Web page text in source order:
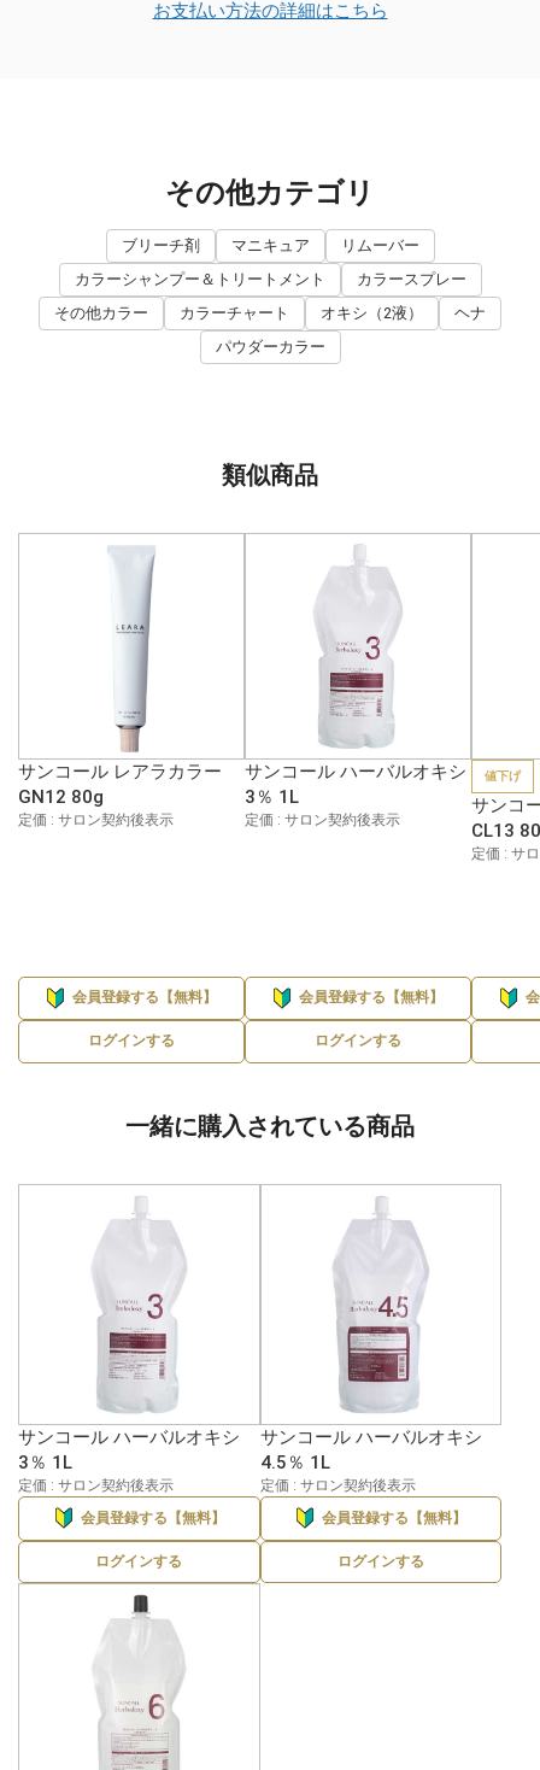
お支払い方法の詳細はこちら
その他カテゴリ
ブリーチ剤 マニキュア
リムーバー
カラーシャンプー＆トリートメント
カラースプレー
その他カラー
カラーチャート オキシ（2液）
ヘナ
パウダーカラー
類似商品
サンコール レアラカラー
GN12 80g
定価 : サロン契約後表示
会員登録する【無料】
ログインする
サンコール ハーバルオキシ
3％ 1L
定価 : サロン契約後表示
会員登録する【無料】
ログインする
値下げ
サンコ
CL13
定価 : サ
一緒に購入されている商品
サンコール ハーバルオキシ
3％ 1L
定価 : サロン契約後表示
会員登録する【無料】
ログインする
サンコール ハーバルオキシ
4.5％ 1L
定価 : サロン契約後表示
会員登録する【無料】
ログインする